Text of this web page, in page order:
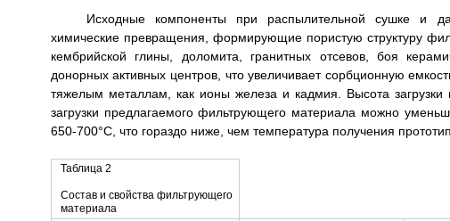
Исходные компоненты при распылительной сушке и
химические превращения, формирующие пористую структуру
кембрийской глины, доломита, гранитных отсевов, боя
донорных активных центров, что увеличивает сорбционную
тяжелым металлам, как ионы железа и кадмия. Высота загрузки
загрузки предлагаемого фильтрующего материала можно
650-700°С, что гораздо ниже, чем температура получения
Таблица 2
Состав и свойства фильтрующего
материала